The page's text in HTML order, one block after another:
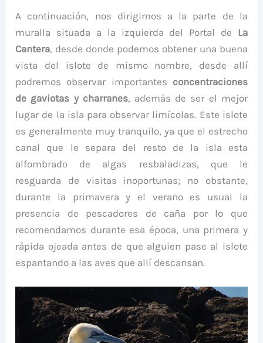
A continuación, nos dirigimos a la parte de la
muralla situada a la izquierda del Portal de La
Cantera, desde donde podemos obtener una buena
vista del islote de mismo nombre, desde allí
podremos observar importantes concentraciones
de gaviotas y charranes, además de ser el mejor
lugar de la isla para observar limícolas. Este islote
es generalmente muy tranquilo, ya que el estrecho
canal que le separa del resto de la isla esta
alfombrado de algas resbaladizas, que le
resguarda de visitas inoportunas; no obstante,
durante la primavera y el verano es usual la
presencia de pescadores de caña por lo que
recomendamos durante esa época, una primera y
rápida ojeada antes de que alguien pase al islote
espantando a las aves que allí descansan.